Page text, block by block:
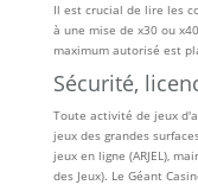
Il est crucial de lire les
à une mise de x30 ou
maximum autorisé est
Sécurité,
Toute activité de jeux
jeux des grandes
jeux en ligne (ARJEL),
des Jeux). Le Géant